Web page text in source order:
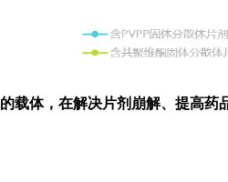
载体，在解决片剂崩解、提高药